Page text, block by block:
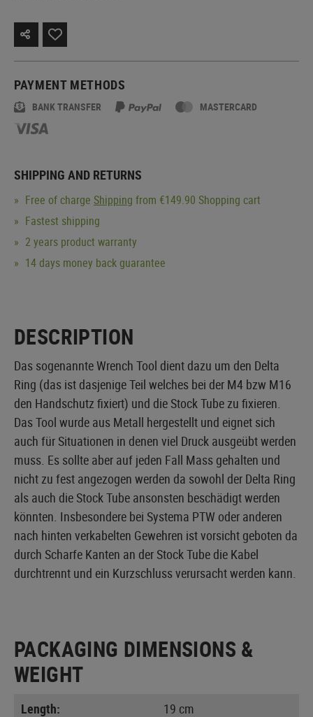
PAYMENT METHODS
BANK TRANSFER MASTERCARD
SHIPPING AND RETURNS
Free of charge Shipping from €149.90 Shopping cart
Fastest shipping
2 years product warranty
14 days money back guarantee
DESCRIPTION
Das sogenannte Wrench Tool dient dazu um den Delta
Ring (das ist dasjenige Teil welches bei der M4 bzw M16
den Handschutz fixiert) und die Stock Tube zu fixieren.
Das Tool wurde aus Metall hergestellt und eignet sich
auch für Situationen in denen viel Druck ausgeübt werden
muss. Es sollte aber auf jeden Fall Mass gehalten und
nicht zu fest angezogen werden da sowohl der Delta Ring
als auch die Stock Tube ansonsten beschädigt werden
könnten. Insbesondere bei Systema PTW oder anderen
nach hinten verkabelten Gewehren ist vorsicht geboten da
durch Scharfe Kanten an der Stock Tube die Kabel
durchtrennt und ein Kurzschluss verursacht werden kann.
PACKAGING DIMENSIONS &
WEIGHT
Length: 19 cm